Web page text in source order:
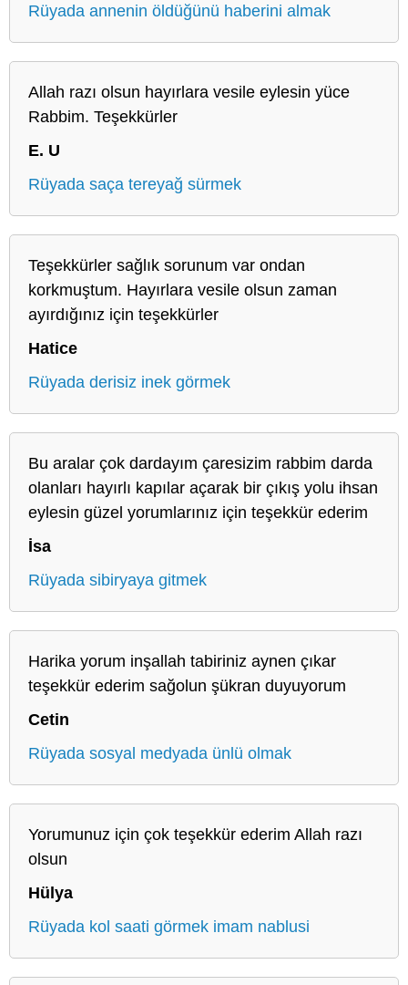
Rüyada annenin öldüğünü haberini almak
Allah razı olsun hayırlara vesile eylesin yüce
Rabbim. Teşekkürler
E. U
Rüyada saça tereyağ sürmek
Teşekkürler sağlık sorunum var ondan
korkmuştum. Hayırlara vesile olsun zaman
ayırdığınız için teşekkürler
Hatice
Rüyada derisiz inek görmek
Bu aralar çok dardayım çaresizim rabbim darda
olanları hayırlı kapılar açarak bir çıkış yolu ihsan
eylesin güzel yorumlarınız için teşekkür ederim
İsa
Rüyada sibiryaya gitmek
Harika yorum inşallah tabiriniz aynen çıkar
teşekkür ederim sağolun şükran duyuyorum
Cetin
Rüyada sosyal medyada ünlü olmak
Yorumunuz için çok teşekkür ederim Allah razı
olsun
Hülya
Rüyada kol saati görmek imam nablusi